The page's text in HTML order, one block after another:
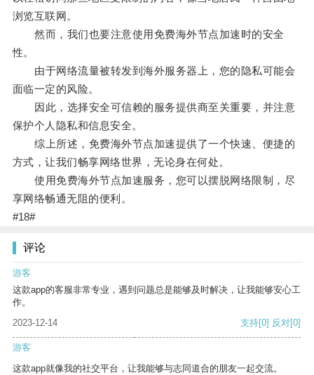
浏览互联网。
然而，我们也要注意使用免费海外节点加速时的安全
性。
由于网络流量被转发到海外服务器上，您的隐私可能会
面临一定的风险。
因此，选择安全可信赖的服务提供商至关重要，并注意
保护个人隐私和信息安全。
综上所述，免费海外节点加速提供了一个快速、便捷的
方式，让我们畅享网络世界，无论身在何处。
使用免费海外节点加速服务，您可以摆脱网络限制，尽
享网络畅通无阻的便利。
#18#
评论
游客
这款app的客服非常专业，遇到问题总是能够及时解决，让我能够安心工
作。
2023-12-14
支持[0] 反对[0]
游客
这款app就像我的社交平台，让我能够与志同道合的朋友一起交流。